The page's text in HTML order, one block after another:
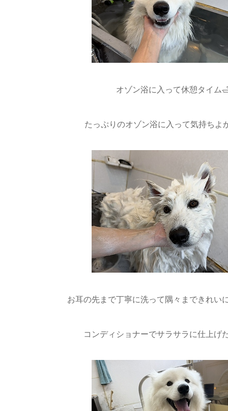
オゾン浴に入って休憩タイム
たっぷりのオゾン浴に入って気持ちよ
お耳の先まで丁寧に洗って隅々まできれい
コンディショナーでサラサラに仕上げ